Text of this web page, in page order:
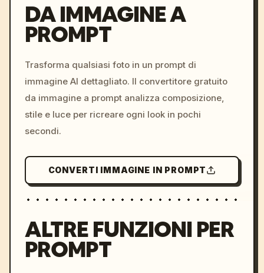
colors, 8k --v 6.0
DA IMMAGINE A
PROMPT
Trasforma qualsiasi foto in un prompt di
immagine AI dettagliato. Il convertitore gratuito
da immagine a prompt analizza composizione,
stile e luce per ricreare ogni look in pochi
secondi.
CONVERTI IMMAGINE IN PROMPT
ALTRE FUNZIONI PER
PROMPT